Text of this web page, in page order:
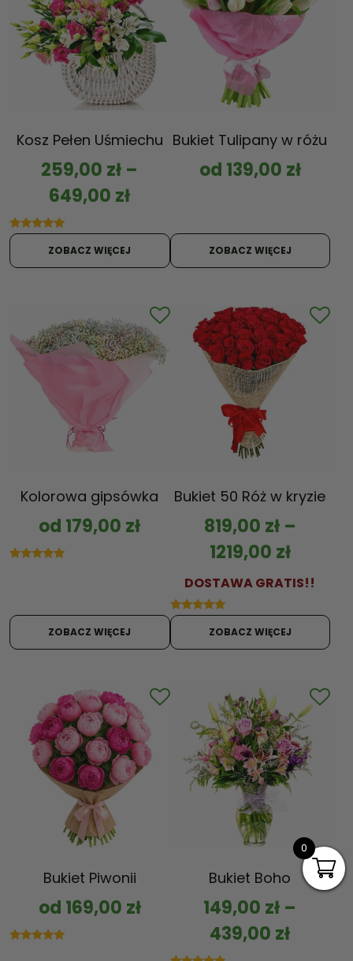
Kosz Pełen Uśmiechu
259,00 zł –
649,00 zł
ZOBACZ WIĘCEJ
Bukiet Tulipany w różu
od 139,00 zł
ZOBACZ WIĘCEJ
Kolorowa gipsówka
od 179,00 zł
ZOBACZ WIĘCEJ
Bukiet 50 Róż w kryzie
819,00 zł–
1219,00 zł
DOSTAWA GRATIS!!
ZOBACZ WIĘCEJ
Bukiet Piwonii
od 169,00 zł
Bukiet Boho
149,00 zł –
439,00 zł
0